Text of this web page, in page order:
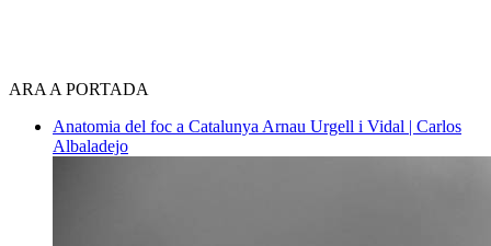
ARA A PORTADA
Anatomia del foc a Catalunya Arnau Urgell i Vidal | Carlos
Albaladejo